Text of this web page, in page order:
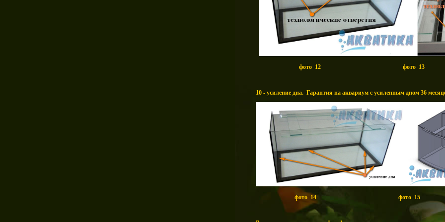
фото 12 фото 13
10 - усиление дна. Гарантия на аквариум с усиленным дном 36
фото 14 фото 15